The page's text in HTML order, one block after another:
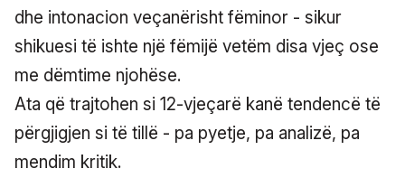
dhe intonacion veçanërisht fëminor - sikur
shikuesi të ishte një fëmijë vetëm disa vjeç ose
me dëmtime njohëse.
Ata që trajtohen si 12-vjeçarë kanë tendencë të
përgjigjen si të tillë - pa pyetje, pa analizë, pa
mendim kritik.